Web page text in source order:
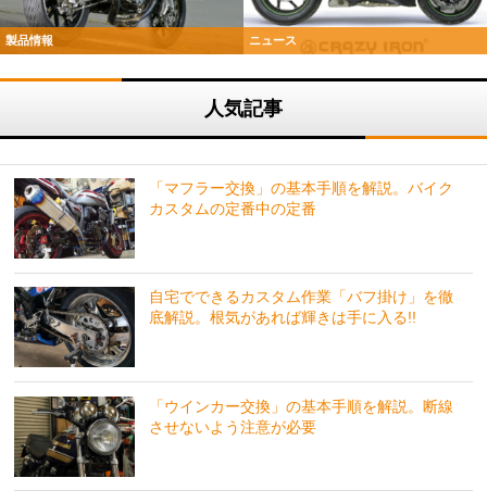
製品情報 ニュース
人気記事
「マフラー交換」の基本手順を解説。バイク
カスタムの定番中の定番
自宅でできるカスタム作業「バフ掛け」を徹
底解説。根気があれば輝きは手に入る!!
「ウインカー交換」の基本手順を解説。断線
させないよう注意が必要